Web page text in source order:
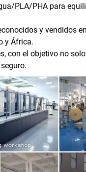
PLA/PHA para
y vendidos
y África.
con el objetivo no